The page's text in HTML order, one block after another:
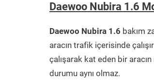
Daewoo Nubira 1.6
Daewoo Nubira 1.6 bakım
aracın trafik içerisinde
çalışarak kat eden bir
durumu aynı olmaz.